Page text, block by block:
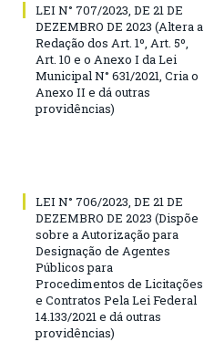
LEI N° 707/2023, DE 21 DE
DEZEMBRO DE 2023 (Altera a
Redação dos Art. 1º, Art. 5º,
Art. 10 e o Anexo I da Lei
Municipal N° 631/2021, Cria o
Anexo II e dá outras
providências)
LEI N° 706/2023, DE 21 DE
DEZEMBRO DE 2023 (Dispõe
sobre a Autorização para
Designação de Agentes
Públicos para
Procedimentos de Licitações
e Contratos Pela Lei Federal
14.133/2021 e dá outras
providências)